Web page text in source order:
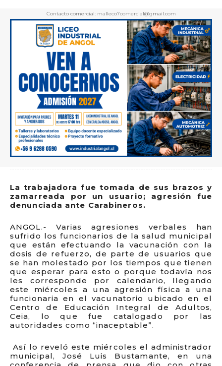
Contacto comercial: malleco7comercial@gmail.com
La trabajadora fue tomada de sus brazos y
zamarreada por un usuario; agresión fue
denunciada ante Carabineros.
ANGOL.- Varias agresiones verbales han
sufrido los funcionarios de la salud municipal
que están efectuando la vacunación con la
dosis de refuerzo, de parte de usuarios que
se han molestado por los tiempos que tienen
que esperar para esto o porque todavía nos
les corresponde por calendario, llegando
este miércoles a una agresión física a una
funcionaria en el vacunatorio ubicado en el
Centro de Educación Integral de Adultos,
Ceia, lo que fue catalogado por las
autoridades como “inaceptable”.
Así lo reveló este miércoles el administrador
municipal, José Luis Bustamante, en una